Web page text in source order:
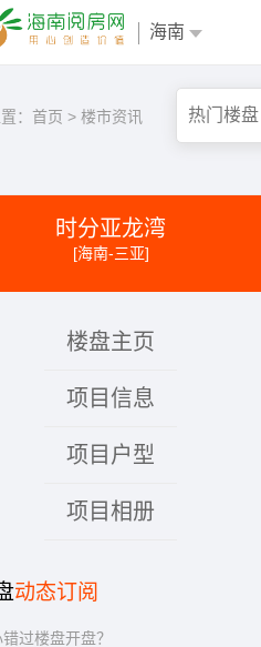
海南
： 首页 > 楼市资讯
时分亚龙湾
[海南-三亚]
楼盘主页
项目信息
项目户型
项目相册
动态订阅
过楼盘开盘？